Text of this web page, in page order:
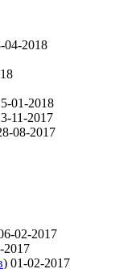
04-2018
01-2018
11-2017
08-2017
02-2017
2017
) 01-02-2017